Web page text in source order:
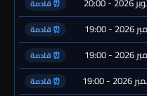
⏰ قادمة
⏰ قادمة
⏰ قادمة
⏰ قادمة